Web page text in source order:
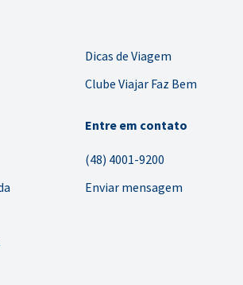
Dicas de Viagem
Clube Viajar Faz Bem
Entre em contato
(48) 4001-9200
Enviar mensagem